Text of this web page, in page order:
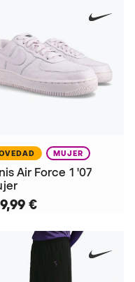
MUJER
Air Force 1 '07
€